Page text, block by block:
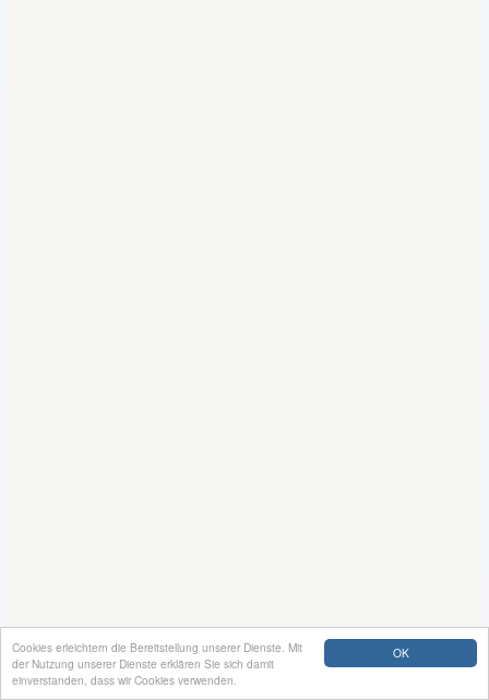
OK
Cookies erleichtern die Bereitstellung unserer Dienste. Mit
der Nutzung unserer Dienste erklären Sie sich damit
einverstanden, dass wir Cookies verwenden.